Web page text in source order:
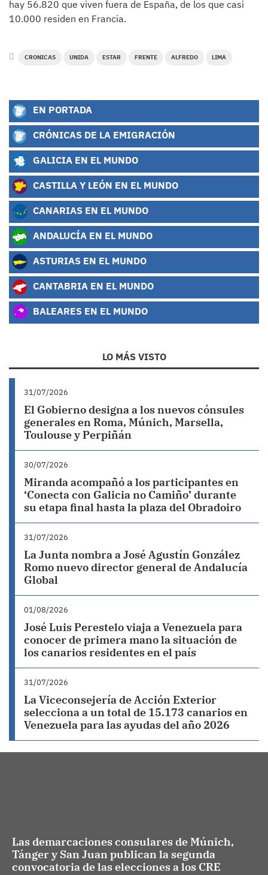
hay 56.820 que viven fuera de España, de los que casi
10.000 residen en Francia.
CRONICAS UNIDA ESTAR FRENTE ALFREDO LIMA
EN PORTADA
CRÓNICAS DE LA EMIGRACIÓN
GALICIA EN EL MUNDO
CASTILLA Y LEÓN EN EL MUNDO
CANARIAS EN EL MUNDO
ANDALUCÍA EN EL MUNDO
ASTURIAS EN EL MUNDO
CANTABRIA EN EL MUNDO
BALEARES EN EL MUNDO
LO MÁS VISTO
31/07/2026
El Gobierno designa a los nuevos cónsules
generales en Roma, Múnich, Marsella,
Toulouse y Perpiñán
30/07/2026
Miranda acompañó a los participantes en
‘Conecta con Galicia no Camiño’ durante
su etapa final hasta la plaza del Obradoiro
31/07/2026
La Junta nombra a José Agustín González
Romo nuevo director general de Andalucía
Global
01/08/2026
José Luis Perestelo viaja a Venezuela para
conocer de primera mano la situación de
los canarios residentes en el país
31/07/2026
La Viceconsejería de Acción Exterior
selecciona a un total de 15.173 canarios en
Venezuela para las ayudas del año 2026
Las demarcaciones consulares de Múnich,
Tánger y San Juan publican la segunda
convocatoria de las elecciones a los CRE